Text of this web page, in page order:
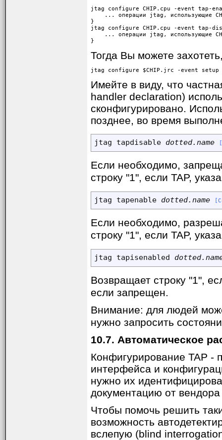
jtag configure CHIP.cpu -event tap-
... операции jtag, использующие
}
jtag configure CHIP.cpu -event tap-
... операции jtag, использующие
}
Тогда Вы можете
jtag configure $CHIP.jrc -event setup
Имейте в виду, что
handler declaration)
сконфигурировано.
позднее, во время
jtag tapdisable dotted.name
Если необходимо,
строку "1", если TAP,
jtag tapenable dotted.name
Если необходимо,
строку "1", если TAP,
jtag tapisenabled
Возвращает строку "1",
если запрещен.
Внимание: для людей
нужно запросить
10.7. Автоматическое
Конфигурирование TAP -
интерфейса и
нужно их
документацию от
Чтобы помочь решить
возможность
вслепую (blind